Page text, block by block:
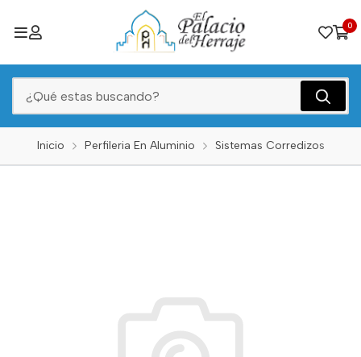
0
Inicio Perfileria En Aluminio Sistemas Corredizos